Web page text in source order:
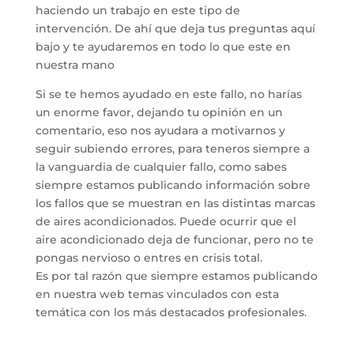
haciendo un trabajo en este tipo de
intervención. De ahí que deja tus preguntas aquí
bajo y te ayudaremos en todo lo que este en
nuestra mano
Si se te hemos ayudado en este fallo, no harías
un enorme favor, dejando tu opinión en un
comentario, eso nos ayudara a motivarnos y
seguir subiendo errores, para teneros siempre a
la vanguardia de cualquier fallo, como sabes
siempre estamos publicando información sobre
los fallos que se muestran en las distintas marcas
de aires acondicionados. Puede ocurrir que el
aire acondicionado deja de funcionar, pero no te
pongas nervioso o entres en crisis total.
Es por tal razón que siempre estamos publicando
en nuestra web temas vinculados con esta
temática con los más destacados profesionales.